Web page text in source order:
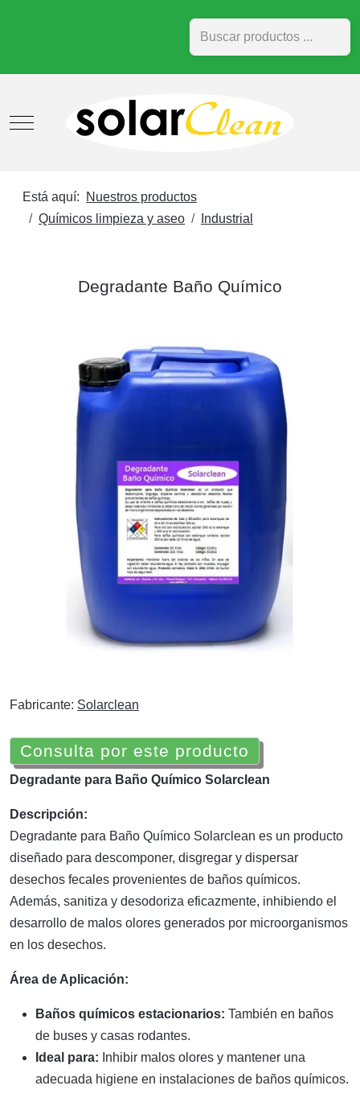
Buscar
Mobile Menu Toggle
Está aquí:
Nuestros productos
Químicos limpieza y aseo
Industrial
Degradante Baño Químico
Fabricante: Solarclean
Consulta por este producto
Degradante para Baño Químico Solarclean
Descripción:
Degradante para Baño Químico Solarclean es un producto
diseñado para descomponer, disgregar y dispersar
desechos fecales provenientes de baños químicos.
Además, sanitiza y desodoriza eficazmente, inhibiendo el
desarrollo de malos olores generados por microorganismos
en los desechos.
Área de Aplicación:
Baños químicos estacionarios: También en baños
de buses y casas rodantes.
Ideal para: Inhibir malos olores y mantener una
adecuada higiene en instalaciones de baños químicos.